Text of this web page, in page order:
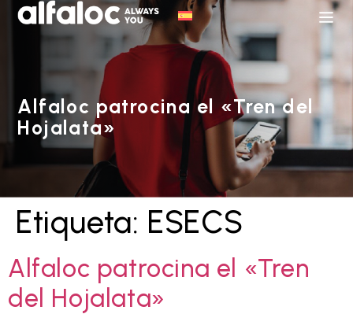
Alfaloc patrocina el «Tren del
Hojalata»
Etiqueta: ESECS
Alfaloc patrocina el «Tren
del Hojalata»